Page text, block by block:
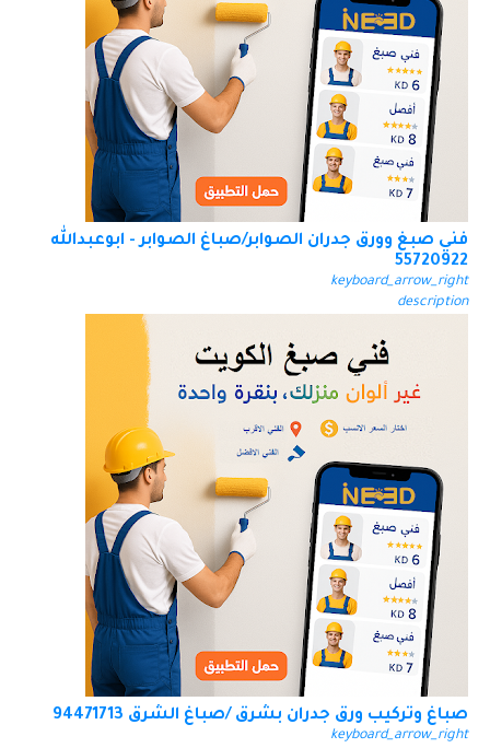
فني صبغ وورق جدران الصوابر/صباغ الصوابر - ابوعبدالله
55720922
keyboard_arrow_right
description
صباغ وتركيب ورق جدران بشرق /صباغ الشرق 94471713
keyboard_arrow_right